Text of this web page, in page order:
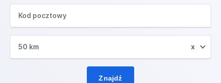
50 km x
Znajdź